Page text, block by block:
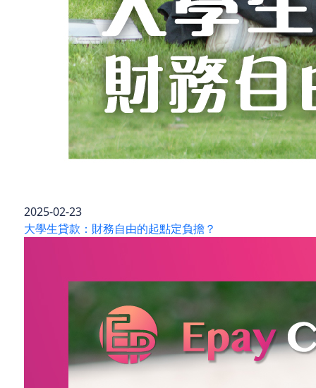
2025-02-23
大學生貸款：財務自由的起點定負擔？